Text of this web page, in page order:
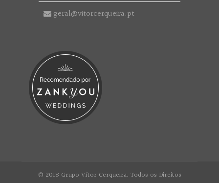
geral@vitorcerqueira.pt
© 2018 Grupo Vítor Cerqueira. Todos os Direitos